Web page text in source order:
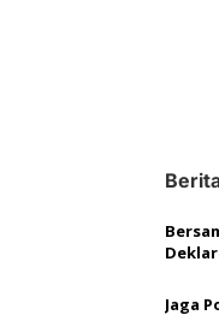
Jaga